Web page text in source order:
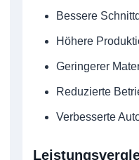
Bessere
Höhere
Geringerer
Reduzierte
Verbesserte